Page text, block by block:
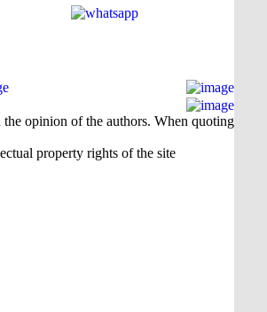
opinion of the authors. When quoting
property rights of the site